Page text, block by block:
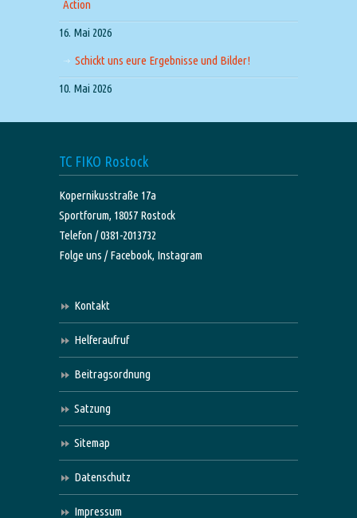
Action
16. Mai 2026
Schickt uns eure Ergebnisse und Bilder!
10. Mai 2026
TC FIKO Rostock
Kopernikusstraße 17a
Sportforum, 18057 Rostock
Telefon / 0381-2013732
Folge uns /Facebook, Instagram
Kontakt
Helferaufruf
Beitragsordnung
Satzung
Sitemap
Datenschutz
Impressum